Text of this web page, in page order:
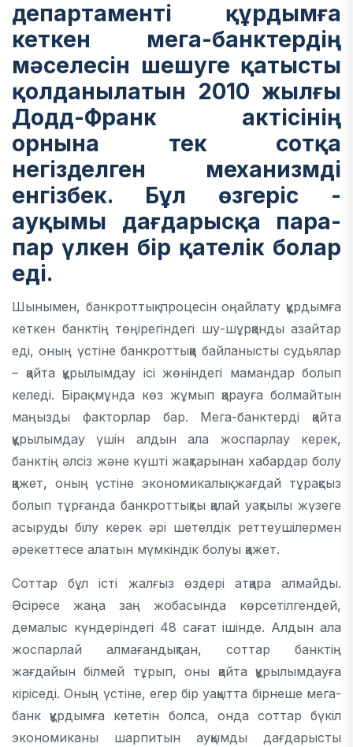
департаменті құрдымға
кеткен мега-банктердің
мәселесін шешуге қатысты
қолданылатын 2010 жылғы
Додд-Франк актісінің
орнына тек сотқа
негізделген механизмді
енгізбек. Бұл өзгеріс -
ауқымы дағдарысқа пара-
пар үлкен бір қателік болар
еді.
Шынымен, банкроттық процесін оңайлату құрдымға
кеткен банктің төңірегіндегі шу-шұрқанды азайтар
еді, оның үстіне банкроттыққа байланысты судьялар
– қайта құрылымдау ісі жөніндегі мамандар болып
келеді. Бірақ мұнда көз жұмып қарауға болмайтын
маңызды факторлар бар. Мега-банктерді қайта
құрылымдау үшін алдын ала жоспарлау керек,
банктің әлсіз және күшті жақтарынан хабардар болу
қажет, оның үстіне экономикалық жағдай тұрақсыз
болып тұрғанда банкроттықты қалай уақтылы жүзеге
асыруды білу керек әрі шетелдік реттеушілермен
әрекеттесе алатын мүмкіндік болуы қажет.
Соттар бұл істі жалғыз өздері атқара алмайды.
Әсіресе жаңа заң жобасында көрсетілгендей,
демалыс күндеріндегі 48 сағат ішінде. Алдын ала
жоспарлай алмағандықтан, соттар банктің
жағдайын білмей тұрып, оны қайта құрылымдауға
кіріседі. Оның үстіне, егер бір уақытта бірнеше мега-
банк құрдымға кететін болса, онда соттар бүкіл
экономиканы шарпитын ауқымды дағдарысты